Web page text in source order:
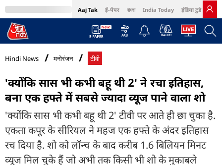
Aaj Tak ई-पेपर বাংলা India Today इंडिया टुडे हिंदी
MumbaiTak Cosmopolitan Harper's Bazaar Northeast
Hindi News मनोरंजन टीवी
'क्योंकि सास भी कभी बहू थी 2' ने रचा इतिहास,
बना एक हफ्ते में सबसे ज्यादा व्यूज पाने वाला शो
'क्योंकि सास भी कभी बहू थी 2' टीवी पर आते ही छा चुका है.
एकता कपूर के सीरियल ने महज एक हफ्ते के अंदर इतिहास
रच दिया है. शो को लॉन्च के बाद करीब 1.6 बिलियन मिनट
व्यूज मिल चुके हैं जो अभी तक किसी भी शो के मुकाबले